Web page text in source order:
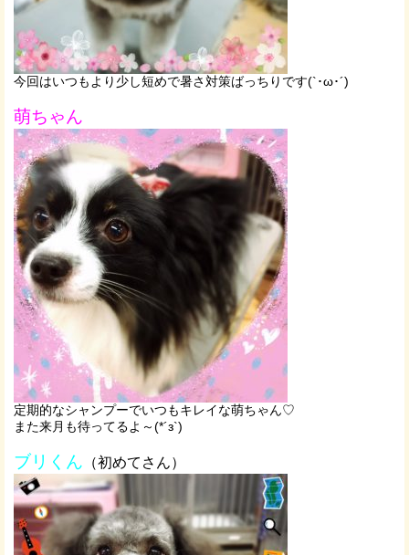
今回はいつもより少し短めで暑さ対策ばっちりです(`･ω･´)
萌ちゃん
定期的なシャンプーでいつもキレイな萌ちゃん♡
また来月も待ってるよ～(*´з`)
ブリくん （初めてさん）